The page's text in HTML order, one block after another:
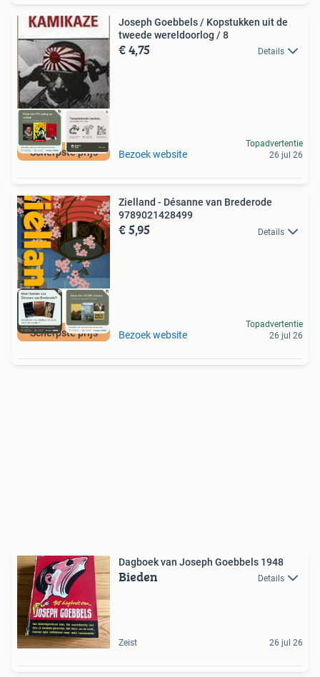
Scherpste prijs
Joseph Goebbels / Kopstukken uit de
tweede wereldoorlog / 8
€ 4,75 Details
Bezoek website
Topadvertentie
26 jul 26
Scherpste prijs
Zielland - Désanne van Brederode
9789021428499
€ 5,95 Details
Bezoek website
Topadvertentie
26 jul 26
Dagboek van Joseph Goebbels 1948
Bieden Details
Zeist 26 jul 26